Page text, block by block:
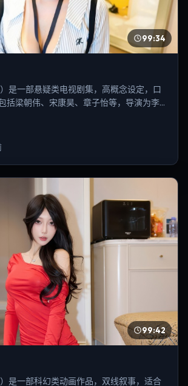
99:34
是一部悬疑类电视剧集，高概念设定，口
括梁朝伟、宋康昊、章子怡等，导演为李
99:42
是一部科幻类动画作品，双线叙事，适合